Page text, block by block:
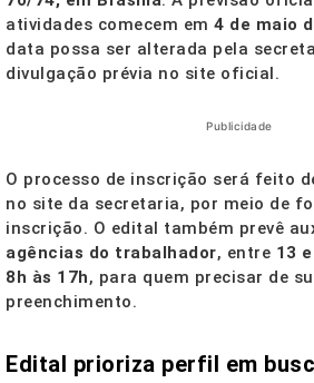
atividades comecem em 4 de maio
data possa ser alterada pela
divulgação prévia no site oficial.
Publicidade
O processo de inscrição será feito
no site da secretaria, por meio de
inscrição. O edital também prevê
agências do trabalhador, entre 13
8h às 17h, para quem precisar de
preenchimento.
Edital prioriza perfil em